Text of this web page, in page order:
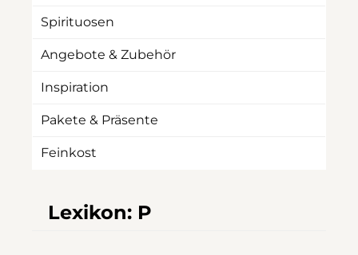
Spirituosen
Angebote & Zubehör
Inspiration
Pakete & Präsente
Feinkost
Lexikon: P